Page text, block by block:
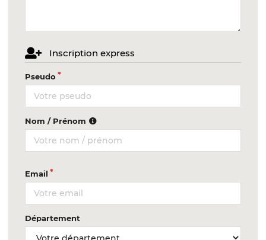
Inscription express
Pseudo
Nom / Prénom
Email
Département